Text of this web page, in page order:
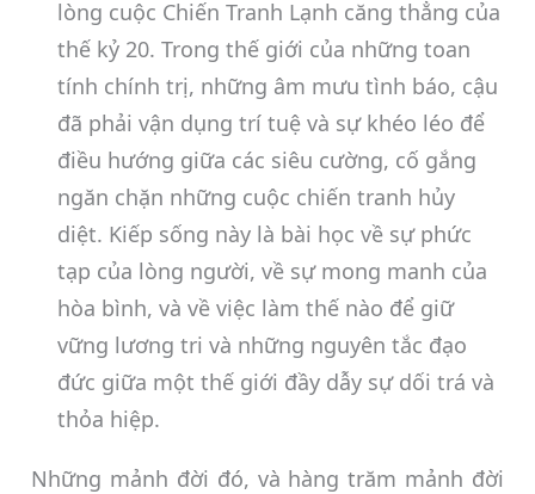
lòng cuộc Chiến Tranh Lạnh căng thẳng của
thế kỷ 20. Trong thế giới của những toan
tính chính trị, những âm mưu tình báo, cậu
đã phải vận dụng trí tuệ và sự khéo léo để
điều hướng giữa các siêu cường, cố gắng
ngăn chặn những cuộc chiến tranh hủy
diệt. Kiếp sống này là bài học về sự phức
tạp của lòng người, về sự mong manh của
hòa bình, và về việc làm thế nào để giữ
vững lương tri và những nguyên tắc đạo
đức giữa một thế giới đầy dẫy sự dối trá và
thỏa hiệp.
Những mảnh đời đó, và hàng trăm mảnh đời